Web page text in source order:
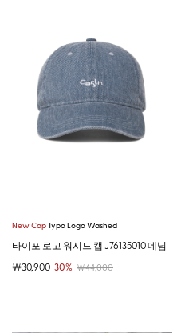
New CapTypo Logo Washed
타이포 로고 워시드 캡 J76135010 데님
￦30,900 30% ￦44,000